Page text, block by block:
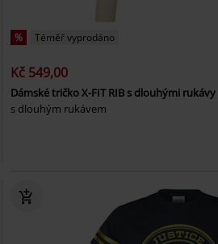
% Téměř vyprodáno
Kč 549,00
Dámské tričko X-FIT RIB s dlouhými rukávy
s dlouhým rukávem